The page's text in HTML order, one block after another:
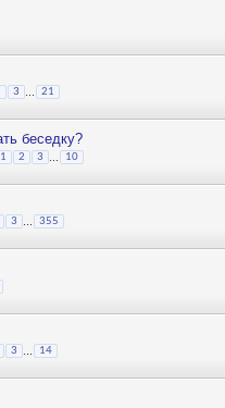
3 ... 21
беседку?
1 2 3 10
3 355
3 14